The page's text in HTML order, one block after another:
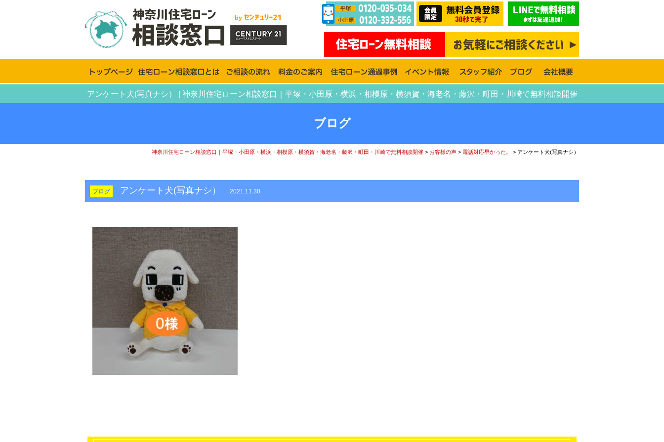
アンケート犬(写真ナシ） | 神奈川住宅ローン相談窓口｜平塚・小田原・横浜・相模原・横須賀・海老名・藤沢・町田・川崎で無料相談開催
ブログ
神奈川住宅ローン相談窓口｜平塚・小田原・横浜・相模原・横須賀・海老名・藤沢・町田・川崎で無料相談開催 > お客様の声 > 電話対応早かった。 > アンケート犬(写真ナシ）
ブログ アンケート犬(写真ナシ） 2021.11.30